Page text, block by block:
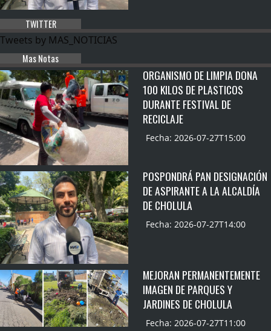
TWITTER
Tweets by MAS_NOTICIAS
Mas Notas
ORGANISMO DE LIMPIA DONA
100 KILOS DE PLASTICOS
DURANTE FESTIVAL DE
RECICLAJE
Fecha: 2026-07-27T15:00
POSPONDRÁ PAN DESIGNACIÓN
DE ASPIRANTE A LA ALCALDÍA
DE CHOLULA
Fecha: 2026-07-27T14:00
MEJORAN PERMANENTEMENTE
IMAGEN DE PARQUES Y
JARDINES DE CHOLULA
Fecha: 2026-07-27T11:00